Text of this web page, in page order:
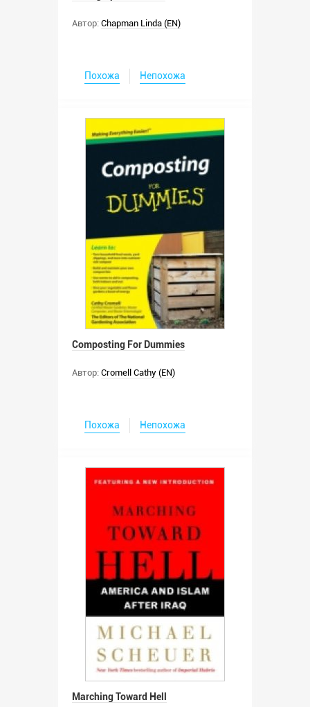
Автор: Chapman Linda (EN)
Похожа Непохожа
Composting For Dummies
Автор: Cromell Cathy (EN)
Похожа Непохожа
Marching Toward Hell